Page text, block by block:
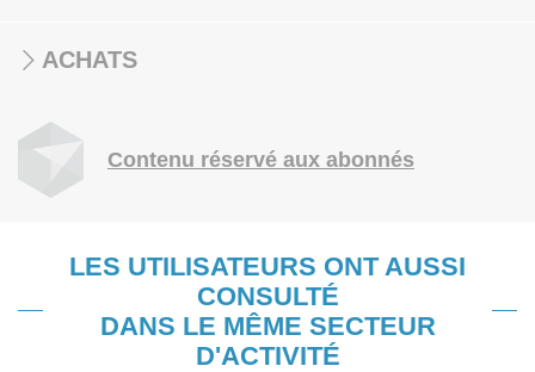
ACHATS
Contenu réservé aux abonnés
LES UTILISATEURS ONT AUSSI
CONSULTÉ
DANS LE MÊME SECTEUR
D'ACTIVITÉ